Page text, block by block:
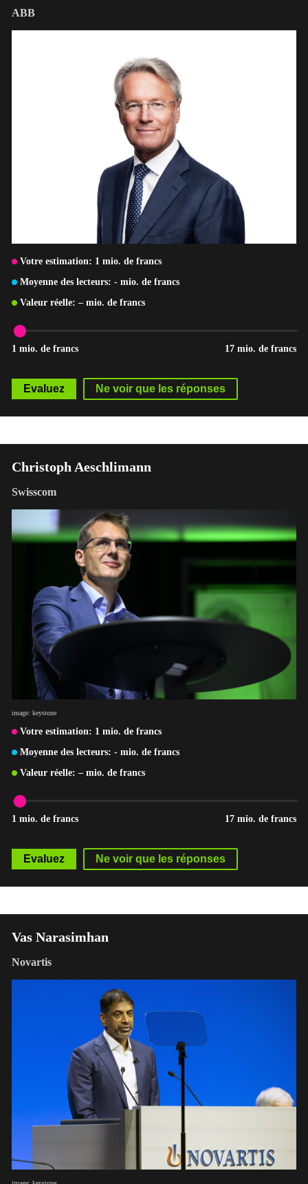
ABB
Votre estimation: 1 mio. de francs
Moyenne des lecteurs: - mio. de francs
Valeur réelle: – mio. de francs
1 mio. de francs 17 mio. de francs
Christoph Aeschlimann
Swisscom
image: keystone
Votre estimation: 1 mio. de francs
Moyenne des lecteurs: - mio. de francs
Valeur réelle: – mio. de francs
1 mio. de francs 17 mio. de francs
Vas Narasimhan
Novartis